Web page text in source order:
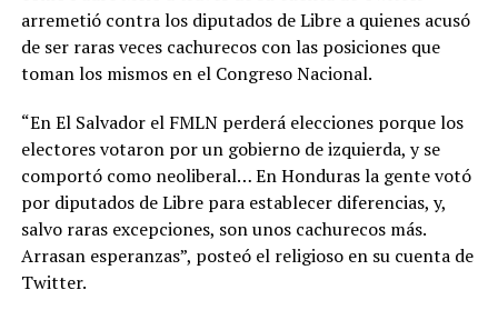
arremetió contra los diputados de Libre a quienes acusó
de ser raras veces cachurecos con las posiciones que
toman los mismos en el Congreso Nacional.
“En El Salvador el FMLN perderá elecciones porque los
electores votaron por un gobierno de izquierda, y se
comportó como neoliberal… En Honduras la gente votó
por diputados de Libre para establecer diferencias, y,
salvo raras excepciones, son unos cachurecos más.
Arrasan esperanzas”, posteó el religioso en su cuenta de
Twitter.